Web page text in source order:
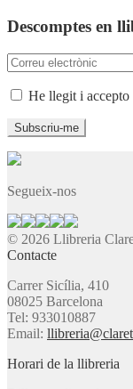
Descomptes en
He llegit i accepto
Segueix-nos
© 2026 Llibreria
Contacte
Carrer Sicília, 410
08025 Barcelona
Tel: 933010887
Email:
Horari de la llibreria